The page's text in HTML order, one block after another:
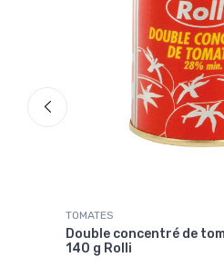
TOMATES
Double concentré de
140 g Rolli